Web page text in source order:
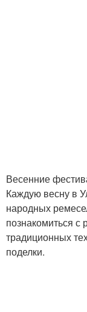
Весенние
Каждую весну в
народных
познакомиться с
традиционных
поделки.